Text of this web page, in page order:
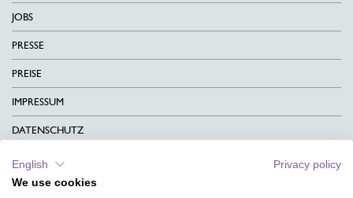
JOBS
PRESSE
PREISE
IMPRESSUM
DATENSCHUTZ
KONTAKT
AGB
English
Privacy policy
We use cookies